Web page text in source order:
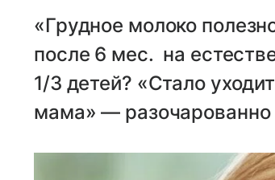
«Грудное молоко
после 6 мес. на
1/3 детей? «Стало
мама» — разочарованно